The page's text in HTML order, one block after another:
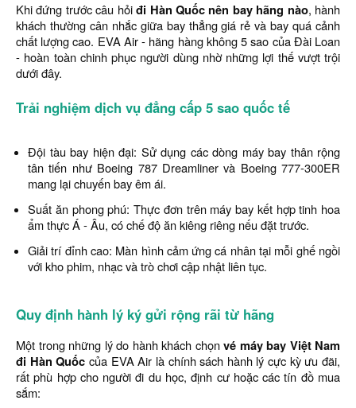
Khi đứng trước câu hỏiđi Hàn Quốc nên bay hãng nào, hành
khách thường cân nhắc giữa bay thẳng giá rẻ và bay quá cảnh
chất lượng cao. EVA Air - hãng hàng không 5 sao của Đài Loan
- hoàn toàn chinh phục người dùng nhờ những lợi thế vượt trội
dưới đây.
Trải nghiệm dịch vụ đẳng cấp 5 sao quốc tế
Đội tàu bay hiện đại: Sử dụng các dòng máy bay thân rộng
tân tiến như Boeing 787 Dreamliner và Boeing 777-300ER
mang lại chuyến bay êm ái.
Suất ăn phong phú: Thực đơn trên máy bay kết hợp tinh hoa
ẩm thực Á - Âu, có chế độ ăn kiêng riêng nếu đặt trước.
Giải trí đỉnh cao: Màn hình cảm ứng cá nhân tại mỗi ghế ngồi
với kho phim, nhạc và trò chơi cập nhật liên tục.
Quy định hành lý ký gửi rộng rãi từ hãng
Một trong những lý do hành khách chọnvé máy bay Việt Nam
đi Hàn Quốc của EVA Air là chính sách hành lý cực kỳ ưu đãi,
rất phù hợp cho người đi du học, định cư hoặc các tín đồ mua
sắm: